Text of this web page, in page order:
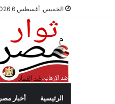
الخميس, أغسطس 6 2026
الرئيسية أخبار مصر